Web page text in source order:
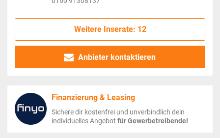
Weitere Inserate: 12
Anbieter kontaktieren
Finanzierung & Leasing
Sichere dir kostenfrei und unverbindlich dein
individuelles Angebot für Gewerbetreibende!